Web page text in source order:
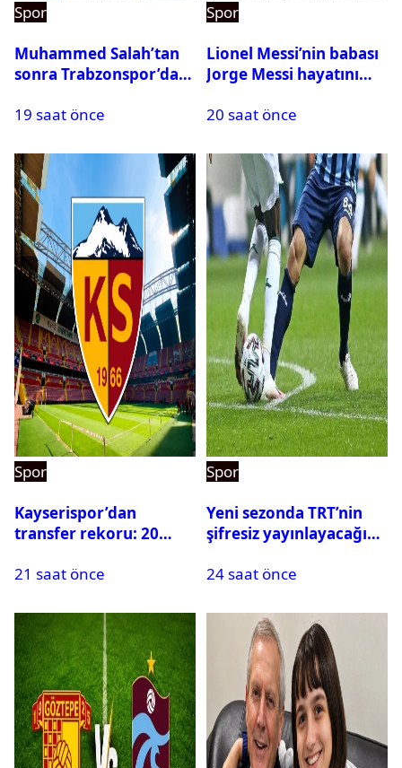
Spor
Muhammed Salah’tan
sonra Trabzonspor’dan
19 saat önce
Spor
Lionel Messi’nin babası
Jorge Messi hayatını
20 saat önce
Spor
Kayserispor’dan
transfer rekoru: 20
21 saat önce
Spor
Yeni sezonda TRT’nin
şifresiz yayınlayacağı
24 saat önce